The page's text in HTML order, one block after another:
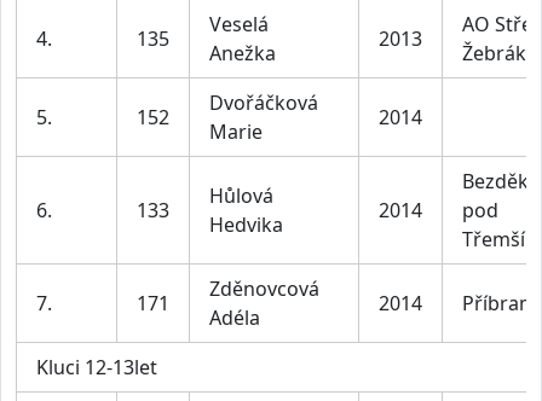
4. 135
Veselá
Anežka
2013
AO
Žebrák
5. 152
Dvořáčková
Marie
2014
6. 133
Hůlová
Hedvika
2014
pod
7. 171
Zděnovcová
Adéla
2014 Příbram
Kluci 12-13let